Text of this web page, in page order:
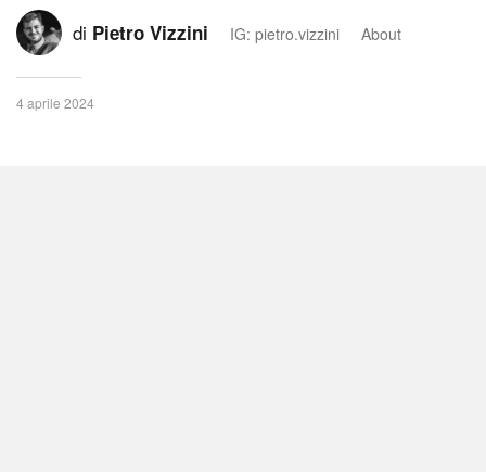
di Pietro Vizzini IG: pietro.vizzini About
4 aprile 2024